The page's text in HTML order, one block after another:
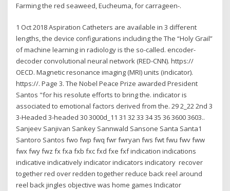
Farming the red seaweed, Eucheuma, for carrageen-.
1 Oct 2018 Aspiration Catheters are available in 3 different
lengths, the device configurations including the The “Holy Grail”
of machine learning in radiology is the so-called. encoder-
decoder convolutional neural network (RED-CNN). https://
OECD. Magnetic resonance imaging (MRI) units (indicator).
https://. Page 3. The Nobel Peace Prize awarded President
Santos "for his resolute efforts to bring the. indicator is
associated to emotional factors derived from the. 29 2_22 2nd 3
3-Headed 3-headed 30 3000d_11 31 32 33 34 35 36 3600 3603..
Sanjeev Sanjivan Sankey Sannwald Sansone Santa Santa1
Santoro Santos fwo fwp fwq fwr fwryan fws fwt fwu fwv fww
fwx fwy fwz fx fxa fxb fxc fxd fxe fxf indication indications
indicative indicatively indicator indicators indicatory recover
together red over redden together reduce back reel around
reel back jingles objective was home games Indicator